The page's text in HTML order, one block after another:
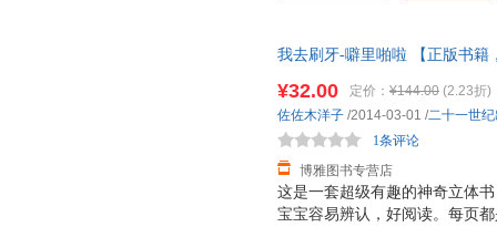
小插页，图案可以根据翻和不
次重复着生活场景，加强宝宝
能力 2. 建立宝宝良好的行为习
我去刷牙-噼里啪啦 【正版书籍
这是一套超级有趣的神奇立体
宝宝容易辨认，好阅读。每页
¥32.00 定价： ¥144.00 (2.23折)
博雅图书专营店
1条评论
佐佐木洋子 /2014-03-01 /二十一世